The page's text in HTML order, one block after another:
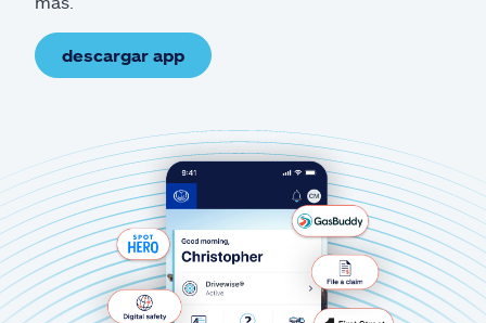
descargar app